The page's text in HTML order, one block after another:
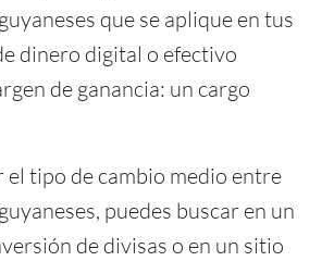
que se aplique en tus
dinero digital o efectivo
de ganancia: un cargo
el tipo de cambio medio entre
puedes buscar en un
de divisas o en un sitio